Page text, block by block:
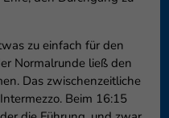
zu einfach für den
Normalrunde ließ den
Das zwischenzeitliche
Beim 16:15